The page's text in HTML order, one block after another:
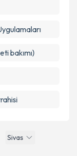
Sivas
bakımı)